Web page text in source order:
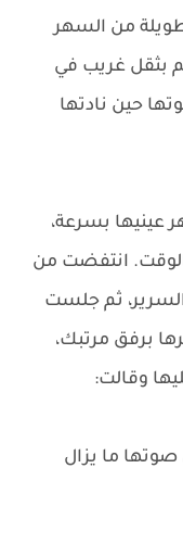
من السهر
بثقل غريب في
حين نادتها
عينيها بسرعة،
الوقت. انتفضت من
ثم جلست
برفق مرتبك،
وقالت:
ما يزال